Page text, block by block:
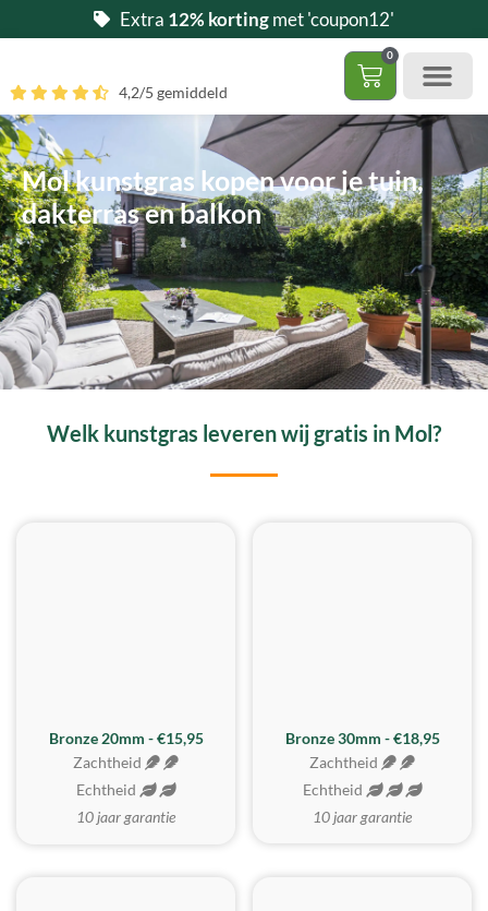
naar
inhoud
Extra 12% kortingmet 'coupon12'
0
4,2/5 gemiddeld
Mol kunstgras kopen voor je tuin,
dakterras en balkon
Welk kunstgras leveren wij gratis in Mol?
Bronze 20mm - €15,95
Zachtheid
Echtheid
10 jaar garantie
BESTE KOOP
Bronze 30mm - €18,95
Zachtheid
Echtheid
10 jaar garantie